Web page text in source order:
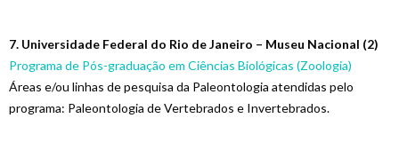
7. Universidade Federal do Rio de Janeiro – Museu Nacional (2)
Programa de Pós-graduação em Ciências Biológicas (Zoologia)
Áreas e/ou linhas de pesquisa da Paleontologia atendidas pelo
programa: Paleontologia de Vertebrados e Invertebrados.